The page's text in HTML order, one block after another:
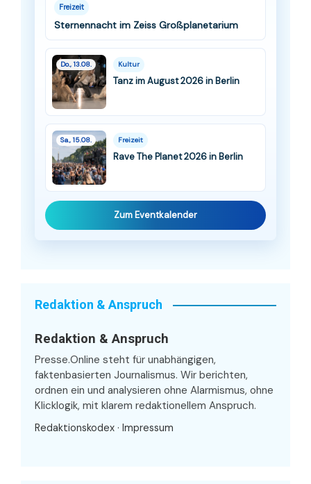
Freizeit
Sternennacht im Zeiss Großplanetarium
Do., 13.08. Kultur
Tanz im August 2026 in Berlin
Sa., 15.08. Freizeit
Rave The Planet 2026 in Berlin
Zum Eventkalender
Redaktion & Anspruch
Redaktion & Anspruch
Presse.Online steht für unabhängigen,
faktenbasierten Journalismus. Wir berichten,
ordnen ein und analysieren ohne Alarmismus, ohne
Klicklogik, mit klarem redaktionellem Anspruch.
Redaktionskodex · Impressum